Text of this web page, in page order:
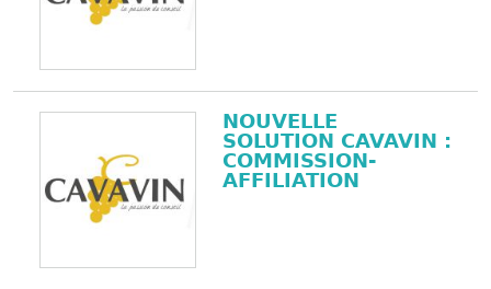
NOUVELLE
SOLUTION CAVAVIN :
COMMISSION-
AFFILIATION